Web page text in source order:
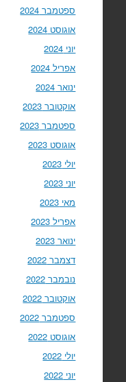
ספטמבר 2024
אוגוסט 2024
יוני 2024
אפריל 2024
ינואר 2024
אוקטובר 2023
ספטמבר 2023
אוגוסט 2023
יולי 2023
יוני 2023
מאי 2023
אפריל 2023
ינואר 2023
דצמבר 2022
נובמבר 2022
אוקטובר 2022
ספטמבר 2022
אוגוסט 2022
יולי 2022
יוני 2022